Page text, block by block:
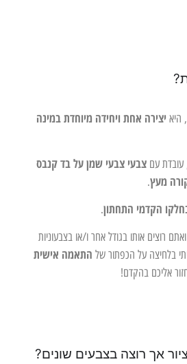
, היא יצירה אחת ויחידה מיוחדת במינה
עובדת עם צבעי צבעי שמן על בד קנבס
מעץ.
הקדמי התחתון.
רוצים אותו בגודל אחר ו/או בצבעוניות
בלחיצה על הכפתור של התאמה אישית
אליכם בהקדם!
אך רוצה בצבעים שונים?